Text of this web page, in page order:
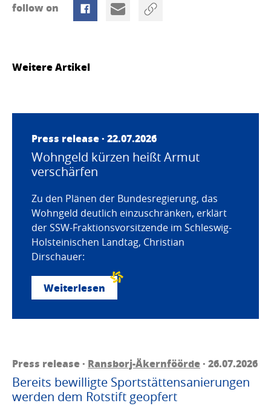
follow on
Weitere Artikel
Press release · 22.07.2026
Wohngeld kürzen heißt Armut
verschärfen
Zu den Plänen der Bundesregierung, das
Wohngeld deutlich einzuschränken, erklärt
der SSW-Fraktionsvorsitzende im Schleswig-
Holsteinischen Landtag, Christian
Dirschauer:
Weiterlesen
Press release · Ransborj-Äkernföörde· 26.07.2026
Bereits bewilligte Sportstättensanierungen
werden dem Rotstift geopfert